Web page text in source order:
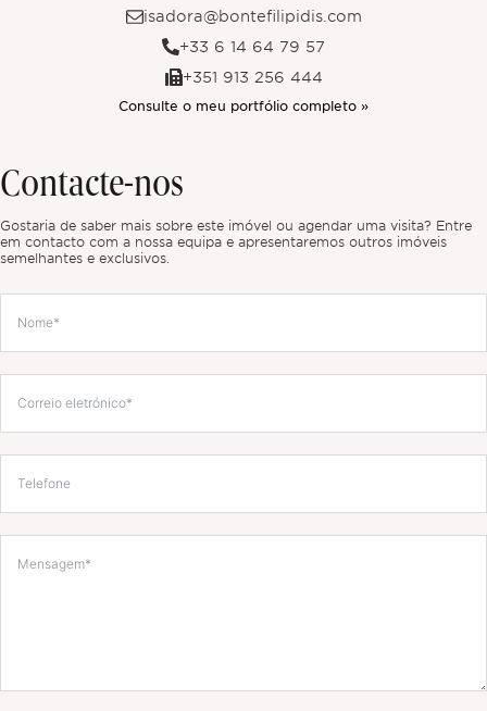
isadora@bontefilipidis.com
+33 6 14 64 79 57
+351 913 256 444
Consulte o meu portfólio completo »
Contacte-nos
Gostaria de saber mais sobre este imóvel ou agendar uma visita? Entre
em contacto com a nossa equipa e apresentaremos outros imóveis
semelhantes e exclusivos.